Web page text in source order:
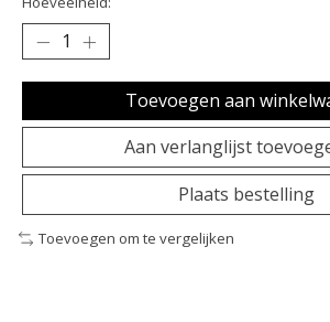
Toevoegen aan
Aan verlanglijst
Plaats bestelling
Toevoegen om te vergelijken